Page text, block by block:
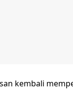
kembali